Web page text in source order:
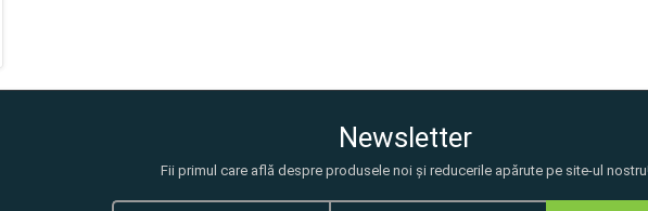
Newsletter
Fii primul care află despre produsele noi și reducerile apărute pe site-ul